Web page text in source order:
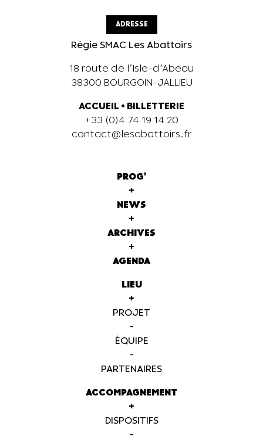
ADRESSE
Régie SMAC Les Abattoirs
18 route de l’Isle-d’Abeau
38300 BOURGOIN-JALLIEU
ACCUEIL • BILLETTERIE
+33 (0)4 74 19 14 20
contact@lesabattoirs.fr
PROG'
+
NEWS
+
ARCHIVES
+
AGENDA
LIEU
+
PROJET
-
ÉQUIPE
-
PARTENAIRES
ACCOMPAGNEMENT
+
DISPOSITIFS
-